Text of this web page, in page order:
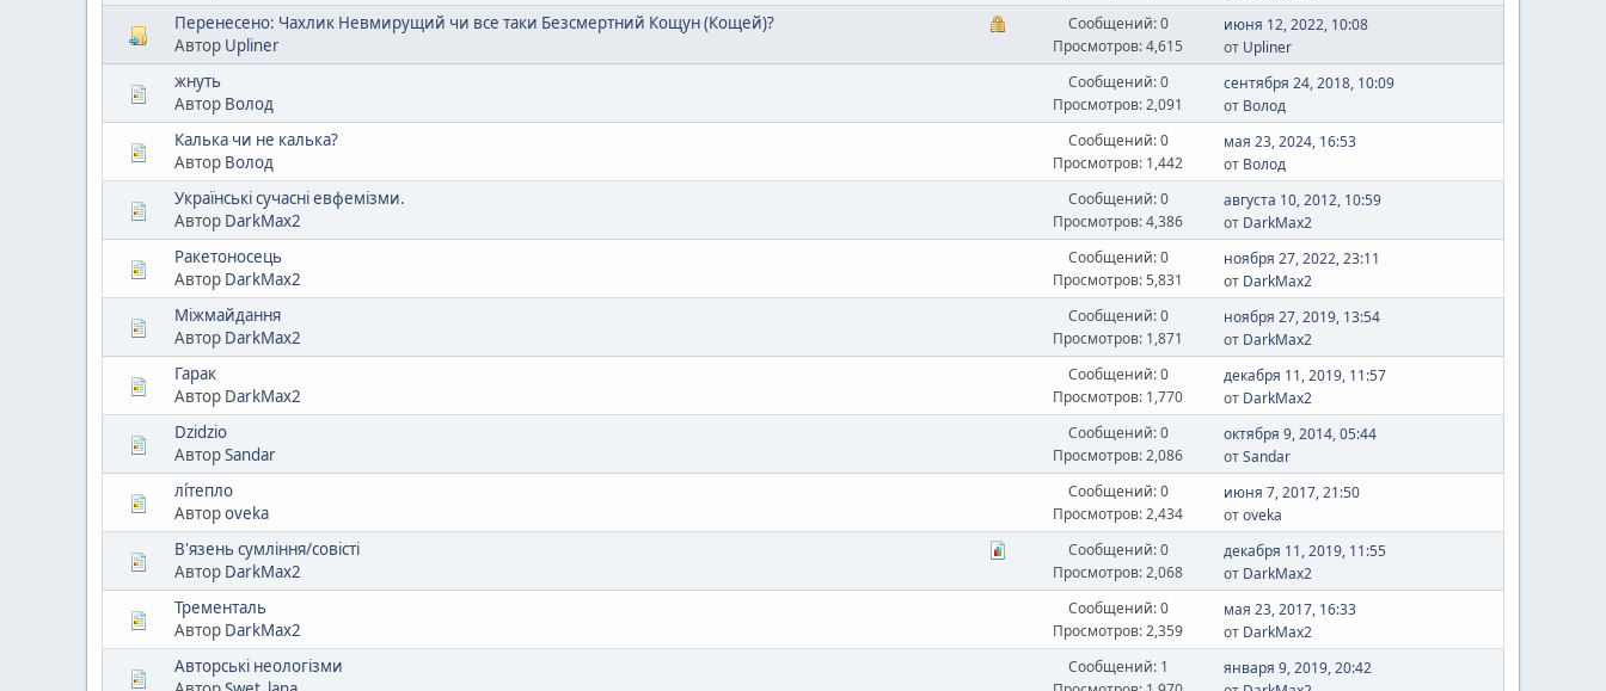
Перенесено: Чахлик Невмирущий чи все таки Безсмертний Кощун (Кощей)?
Автор Upliner
Сообщений: 0
Просмотров: 4,615
июня 12, 2022, 10:08
от Upliner
жнуть
Автор Волод
Сообщений: 0
Просмотров: 2,091
сентября 24, 2018, 10:09
от Волод
Калька чи не калька?
Автор Волод
Сообщений: 0
Просмотров: 1,442
мая 23, 2024, 16:53
от Волод
Українські сучасні евфемізми.
Автор DarkMax2
Сообщений: 0
Просмотров: 4,386
августа 10, 2012, 10:59
от DarkMax2
Ракетоносець
Автор DarkMax2
Сообщений: 0
Просмотров: 5,831
ноября 27, 2022, 23:11
от DarkMax2
Міжмайдання
Автор DarkMax2
Сообщений: 0
Просмотров: 1,871
ноября 27, 2019, 13:54
от DarkMax2
Гарак
Автор DarkMax2
Сообщений: 0
Просмотров: 1,770
декабря 11, 2019, 11:57
от DarkMax2
Dzidzio
АвторSandar
Сообщений: 0
Просмотров: 2,086
октября 9, 2014, 05:44
отSandar
лі́тепло
Авторoveka
Сообщений: 0
Просмотров: 2,434
июня 7, 2017, 21:50
отoveka
В'язень сумління/совісті
Автор DarkMax2
Сообщений: 0
Просмотров: 2,068
декабря 11, 2019, 11:55
от DarkMax2
Тременталь
Автор DarkMax2
Сообщений: 0
Просмотров: 2,359
мая 23, 2017, 16:33
от DarkMax2
Авторські неологізми
Сообщений: 1
января 9, 2019, 20:42